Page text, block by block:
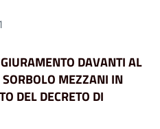
DAVANTI AL
MEZZANI IN
DEL DECRETO DI